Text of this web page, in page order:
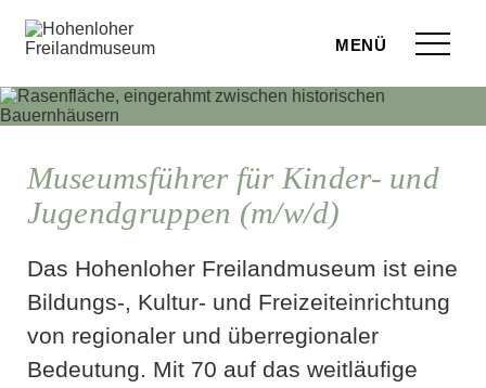
Menü
Besuch
Fragen
Museumsführer für Kinder- und
Jugendgruppen (m/w/d)
Das Hohenloher Freilandmuseum ist eine
Bildungs‑, Kultur- und Freizeiteinrichtung
von regionaler und überregionaler
Bedeutung. Mit 70 auf das weitläufige